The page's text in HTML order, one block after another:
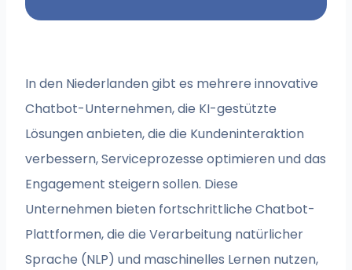
In den Niederlanden gibt es mehrere innovative
Chatbot-Unternehmen, die KI-gestützte
Lösungen anbieten, die die Kundeninteraktion
verbessern, Serviceprozesse optimieren und das
Engagement steigern sollen. Diese
Unternehmen bieten fortschrittliche Chatbot-
Plattformen, die die Verarbeitung natürlicher
Sprache (NLP) und maschinelles Lernen nutzen,